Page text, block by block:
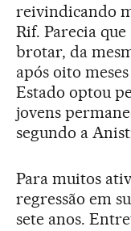
reivindicando
Rif. Parecia
brotar, da
após oito
Estado optou
jovens
segundo a
Para muitos
regressão em
sete anos.